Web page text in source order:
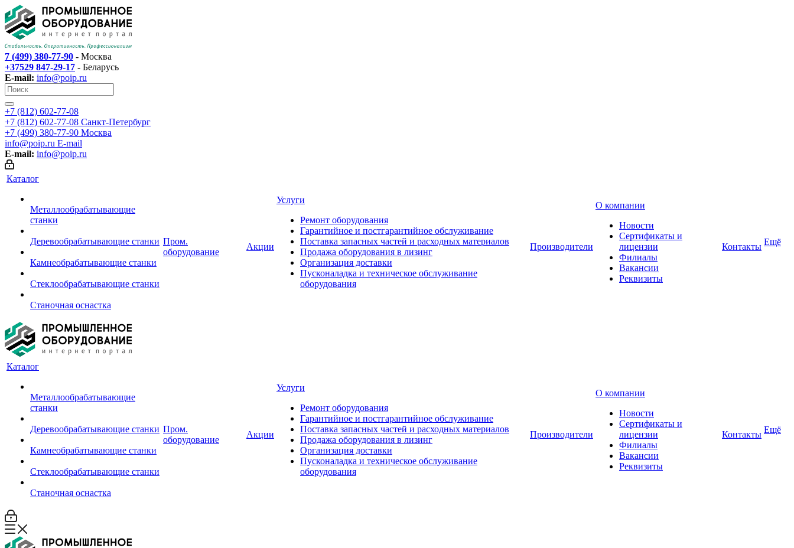
7 (499) 380-77-90 - Москва
+37529 847-29-17 - Беларусь
E-mail: info@poip.ru
+7 (812) 602-77-08
+7 (812) 602-77-08 Санкт-Петербург
+7 (499) 380-77-90 Москва
info@poip.ru E-mail
E-mail: info@poip.ru
Каталог
Металлообрабатывающие
станки
Деревообрабатывающие станки
Камнеобрабатывающие станки
Стеклообрабатывающие станки
Станочная оснастка
Пром.
оборудование
Акции
Услуги
Ремонт оборудования
Гарантийное и постгарантийное обслуживание
Поставка запасных частей и расходных материалов
Продажа оборудования в лизинг
Организация доставки
Пусконаладка и техническое обслуживание
оборудования
Производители
О компании
Новости
Сертификаты и
лицензии
Филиалы
Вакансии
Реквизиты
Контакты Ещё
Каталог
Металлообрабатывающие
станки
Деревообрабатывающие станки
Камнеобрабатывающие станки
Стеклообрабатывающие станки
Станочная оснастка
Пром.
оборудование
Акции
Услуги
Ремонт оборудования
Гарантийное и постгарантийное обслуживание
Поставка запасных частей и расходных материалов
Продажа оборудования в лизинг
Организация доставки
Пусконаладка и техническое обслуживание
оборудования
Производители
О компании
Новости
Сертификаты и
лицензии
Филиалы
Вакансии
Реквизиты
Контакты Ещё